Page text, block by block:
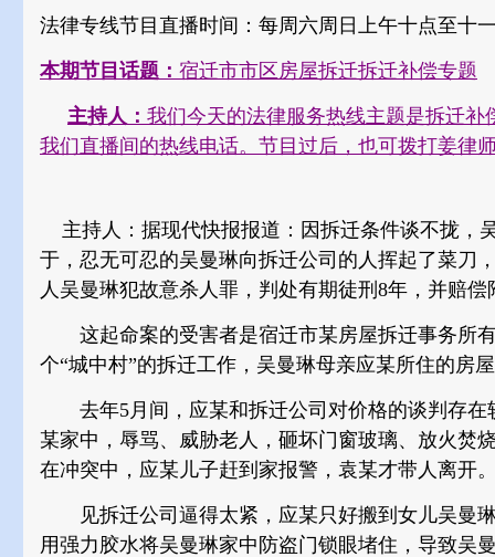
法律专线节目直播时间：每周六周日上午十点至十
本期节目话题： 宿迁市市区房屋拆迁拆迁补偿专题
主持人： 我们今天的法律服务热线主题是拆迁
我们直播间的热线电话。节目过后，也可拨打姜律
主持人：据现代快报报道：因拆迁条件谈不拢，
于，忍无可忍的吴曼琳向拆迁公司的人挥起了菜刀
人吴曼琳犯故意杀人罪，判处有期徒刑8年，并赔
这起命案的受害者是宿迁市某房屋拆迁事务所
个“城中村”的拆迁工作，吴曼琳母亲应某所住的房
去年5月间，应某和拆迁公司对价格的谈判存在
某家中，辱骂、威胁老人，砸坏门窗玻璃、放火焚
在冲突中，应某儿子赶到家报警，袁某才带人离开
见拆迁公司逼得太紧，应某只好搬到女儿吴曼
用强力胶水将吴曼琳家中防盗门锁眼堵住，导致吴